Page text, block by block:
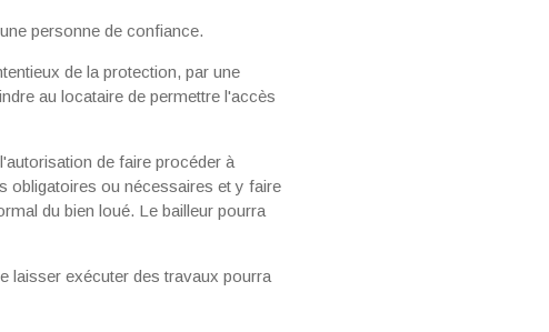
personne de confiance.
de la protection, par une
au locataire de per­mettre l'accès
de faire procéder à
obligatoires ou nécessaires et y faire
du bien loué. Le bailleur pourra
lais­ser exécuter des travaux pourra